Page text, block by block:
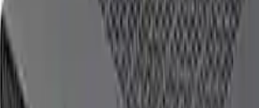
Max Fiyat
17999.00